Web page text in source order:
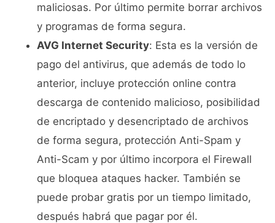
maliciosas. Por último permite borrar archivos
y programas de forma segura.
AVG Internet Security: Esta es la versión de
pago del antivirus, que además de todo lo
anterior, incluye protección online contra
descarga de contenido malicioso, posibilidad
de encriptado y desencriptado de archivos
de forma segura, protección Anti-Spam y
Anti-Scam y por último incorpora el Firewall
que bloquea ataques hacker. También se
puede probar gratis por un tiempo limitado,
después habrá que pagar por él.